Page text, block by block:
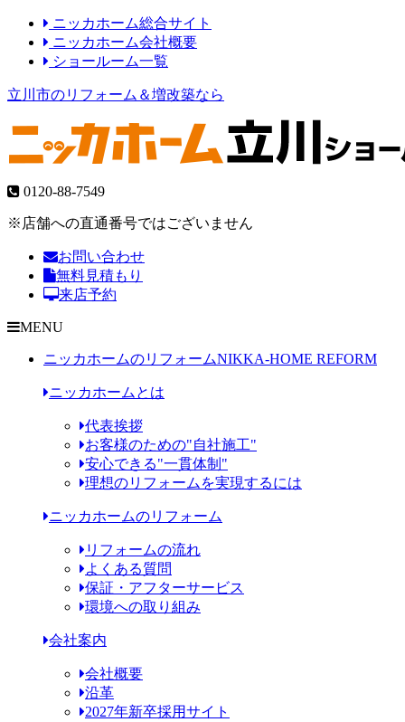
ニッカホーム総合サイト
ニッカホーム会社概要
ショールーム一覧
立川市のリフォーム＆増改築なら
0120-88-7549
※店舗への直通番号ではございません
お問い合わせ
無料見積もり
来店予約
MENU
ニッカホームのリフォームNIKKA-HOME REFORM
ニッカホームとは
代表挨拶
お客様のための"自社施工"
安心できる"一貫体制"
理想のリフォームを実現するには
ニッカホームのリフォーム
リフォームの流れ
よくある質問
保証・アフターサービス
環境への取り組み
会社案内
会社概要
沿革
2027年新卒採用サイト